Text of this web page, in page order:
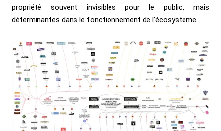
propriété souvent invisibles pour le public, mais
déterminantes dans le fonctionnement de l’écosystème.